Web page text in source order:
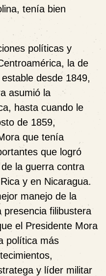
tenía bien
políticas y
la de
desde 1849,
asumió la
hasta cuando le
de 1859,
que tenía
que logró
la guerra contra
y en Nicaragua.
manejo de la
presencia filibustera
el Presidente Mora
política más
y líder militar